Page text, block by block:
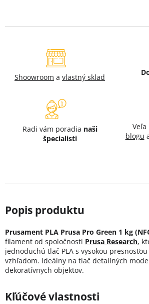
Shoowroom a vlastný sklad
Radi vám poradia naši
špecialisti
blogu
Prusament PLA Prusa Pro Green 1 kg
filament od spoločnosti Prusa Research,
jednoduchú tlač PLA s vysokou
vzhľadom. Ideálny na tlač detailných
dekoratívnych objektov.
Kľúčové vlastnosti